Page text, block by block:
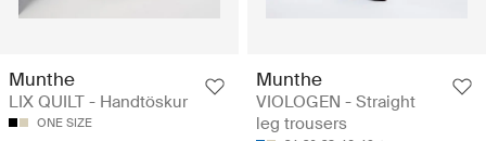
Munthe
LIX QUILT - Handtöskur
ONE SIZE
Munthe
VIOLOGEN - Straight
leg trousers